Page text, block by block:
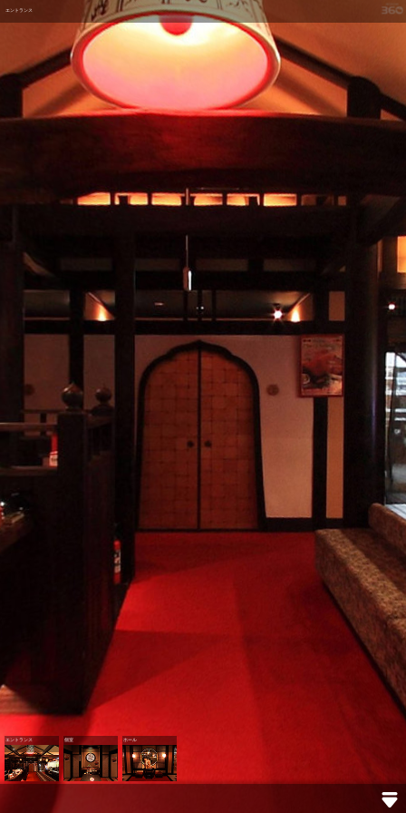
エントランス 個室 ホール
エントランス